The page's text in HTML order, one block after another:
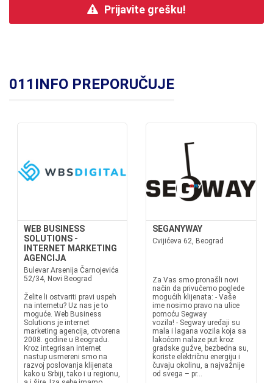
Prijavite grešku!
011INFO PREPORUČUJE
WEB BUSINESS
SOLUTIONS -
INTERNET MARKETING
AGENCIJA
Bulevar Arsenija Čarnojevića
52/34, Novi Beograd
Želite li ostvariti pravi uspeh
na internetu? Uz nas je to
moguće. Web Business
Solutions je internet
marketing agencija, otvorena
2008. godine u Beogradu.
Kroz integrisan internet
nastup usmereni smo na
razvoj poslovanja klijenata
kako u Srbiji, tako i u regionu,
SEGANYWAY
Cvijićeva 62, Beograd
Za Vas smo pronašli novi
način da privučemo poglede
mogućih klijenata: - Vaše
ime nosimo pravo na ulice
pomoću Segway
vozila! - Segway uređaji su
mala i lagana vozila koja sa
lakoćom nalaze put kroz
gradske gužve, bezbedna su,
koriste električnu energiju i
čuvaju okolinu, a najvažnije
od svega – pr...